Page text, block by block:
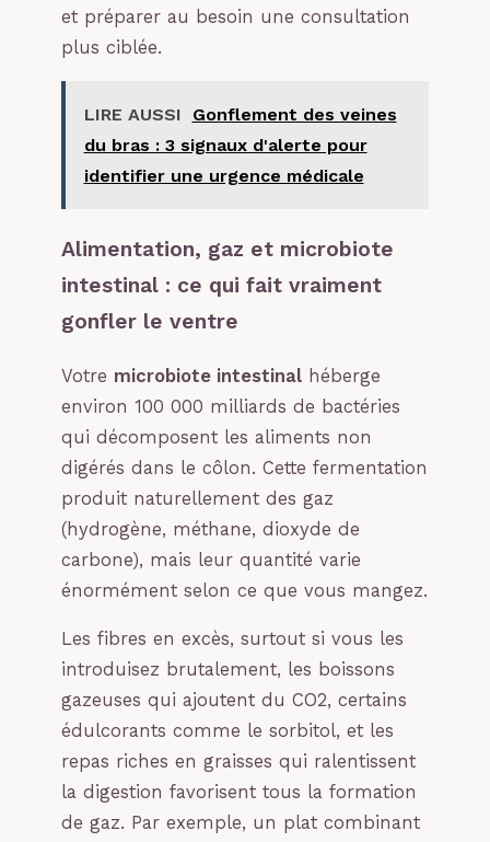
et préparer au besoin une consultation
plus ciblée.
LIRE AUSSI
Gonflement des veines
du bras : 3 signaux d'alerte pour
identifier une urgence médicale
Alimentation, gaz et microbiote
intestinal : ce qui fait vraiment
gonfler le ventre
Votre microbiote intestinal héberge
environ 100 000 milliards de bactéries
qui décomposent les aliments non
digérés dans le côlon. Cette fermentation
produit naturellement des gaz
(hydrogène, méthane, dioxyde de
carbone), mais leur quantité varie
énormément selon ce que vous mangez.
Les fibres en excès, surtout si vous les
introduisez brutalement, les boissons
gazeuses qui ajoutent du CO2, certains
édulcorants comme le sorbitol, et les
repas riches en graisses qui ralentissent
la digestion favorisent tous la formation
de gaz. Par exemple, un plat combinant